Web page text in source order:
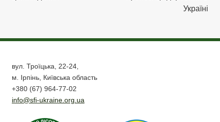
Україні
вул. Троїцька, 22-24,
м. Ірпінь, Київська область
+380 (67) 964-77-02
info@sfi-ukraine.org.ua